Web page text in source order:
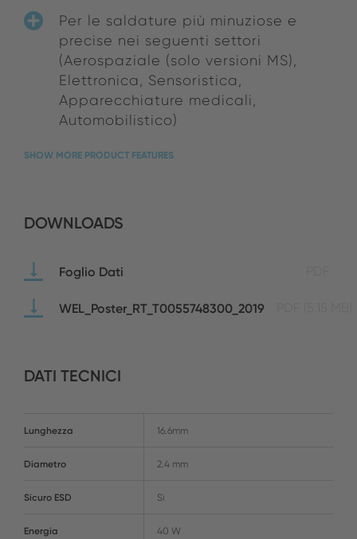
Per le saldature più minuziose e
precise nei seguenti settori
(Aerospaziale (solo versioni MS),
Elettronica, Sensoristica,
Apparecchiature medicali,
Automobilistico)
SHOW MORE PRODUCT FEATURES
DOWNLOADS
Foglio Dati
WEL_Poster_RT_T0055748300_2019
DATI TECNICI
Lunghezza 16.6mm
Diametro 2.4 mm
Sicuro ESD Sì
Energia 40 W